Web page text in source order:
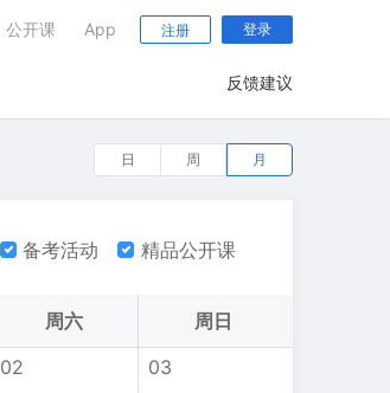
注册 登录
公开课 App
反馈建议
日 周 月
备考活动 精品公开课
周六
周日
02 03